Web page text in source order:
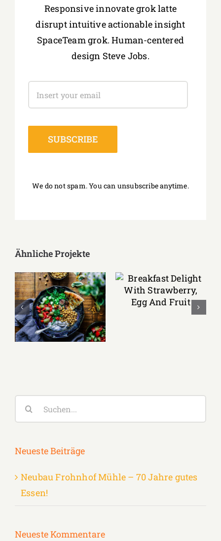
Responsive innovate grok latte
disrupt intuitive actionable insight
SpaceTeam grok. Human-centered
design Steve Jobs.
We do not spam. You can unsubscribe anytime.
Ähnliche Projekte
Lunch Favourite
with Salad,
Naan And Beans
Breakfast
Delight With
Strawberry, Egg
Suche
nach:
Neueste Beiträge
Neubau Frohnhof Mühle – 70 Jahre gutes
Essen!
Neueste Kommentare